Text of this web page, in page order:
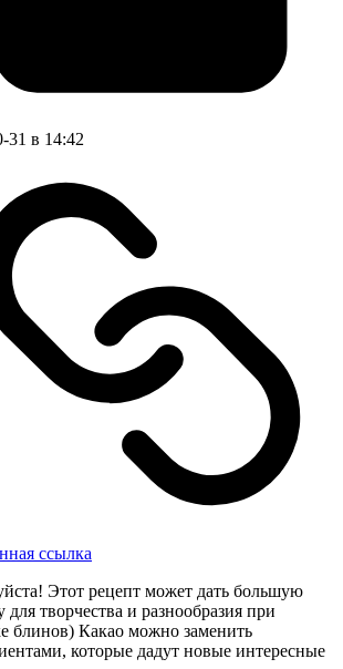
31 в 14:42
ссылка
Этот рецепт может дать большую
для творчества и разнообразия при
блинов) Какао можно заменить
которые дадут новые интересные